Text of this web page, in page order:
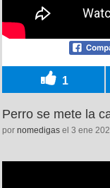
1
Perro se mete la
por nomedigas el 3 ene